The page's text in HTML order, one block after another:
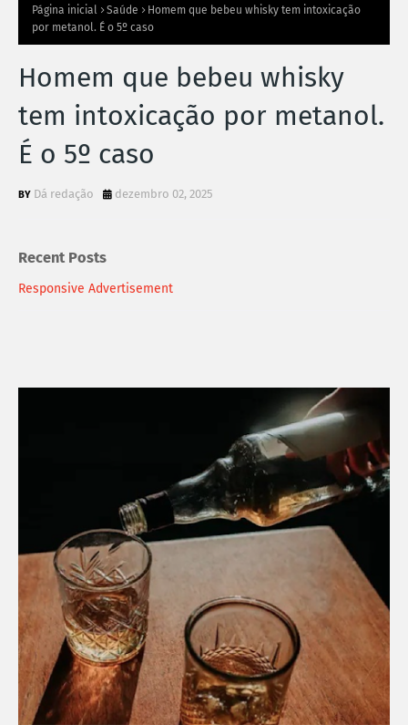
Página inicial Saúde
Homem que bebeu whisky tem intoxicação
por metanol. É o 5º caso
Homem que bebeu whisky
tem intoxicação por metanol.
É o 5º caso
Dá redação dezembro 02, 2025
Recent Posts
Responsive Advertisement